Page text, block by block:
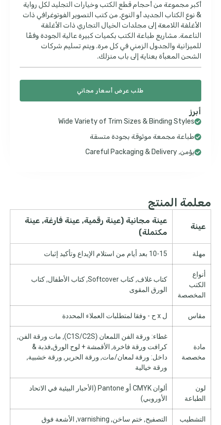
أكبر مجموعة من أحجام قطع الكتب وخيارات التجليد لكل رواية
& نوع الكتاب الجديد أو النوع, من كتب التصوير الفوتوغرافي ذات
الأغلفة اللامعة إلى مجلدات الخيال التجاري ذات الأغلفة
الناعمة. مشاريع طباعة الكتب بكميات كبيرة عالية الجودة وفقًا
للميزانية والجدول الزمني في كل مرة. ويتم تسليم شركات
الشحن المعبأة بعناية إلى باب منزلك.
طلب عرض أسعار مجاني
أبرز
Wide Variety of Trim Sizes & Binding Styles
طباعة مجمعة موثوقة بجودة متسقة
يؤمن,Careful Packaging & Delivery
معلمة المنتج
عينة
عينة مجانية (عينة رقمية, عينة فارغة, عينة
مكتملة)
مهلة 10-15 بعد أيام من استلام الإيداع وتأكيد إثبات
أنواع
الكتب
المخصصة
كتاب غلاف, كتاب Softcover, كتاب الأطفال, كتاب
الورق المقوى
مقاس
مادة
مخصصة
غطاء: ورقة الفن اللمعان (C1S/C2S), مات ورقة الفن,
كرافت ورقة فاخرة, الأقمشة + لوح الورق,فذبة &
داخل: ورقة لمعان/مات, ورقة الحرير, ورقة خشبية,
ورقة خيالية
لون
الطباعة
ألوان CMYK أو Pantone (الأحبار البيئية في الاتحاد
الأوروبي)
التشطيب
التصفيح, ختم ساخن, varnishing, الأشعة فوق